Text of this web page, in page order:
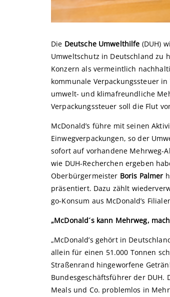
Die Deutsche Umwelthilfe (DUH)
Umweltschutz in Deutschland zu
Konzern als vermeintlich
kommunale Verpackungssteuer
umwelt- und klimafreundliche
Verpackungssteuer soll die Flut
McDonald’s führe mit seinen
Einwegverpackungen, so der
sofort auf vorhandene Mehrweg-
wie DUH-Recherchen ergeben
Oberbürgermeister Boris Palmer
präsentiert. Dazu zählt
go-Konsum aus McDonald’s
„McDonald´s kann Mehrweg,
„McDonald’s gehört in
allein für einen 51.000 Tonnen
Straßenrand hingeworfene
Bundesgeschäftsführer der DUH.
Meals und Co. problemlos in